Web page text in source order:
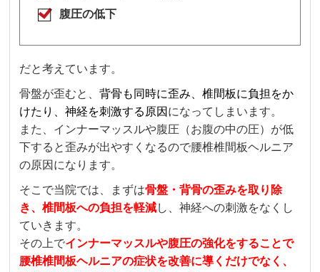
腹圧の低下
だと考えています。
骨盤が歪むと、背骨も同時に歪み、椎間板に負担をか
けたり、神経を刺激する原因 になってしまいます。
また、インナーマッスルや腹圧（お腹の中の圧）が低
下すると歪みが出やすくなるので腰椎椎間板ヘルニア
の原因になります。
そこで当院では、まずは骨盤・背骨の歪みを取り除
き、椎間板への負担を軽減し、神経への刺激をなくし
ていきます。
その上でインナーマッスルや腹圧の強化をすることで
腰椎椎間板ヘルニアの症状を改善に導くだけでなく、